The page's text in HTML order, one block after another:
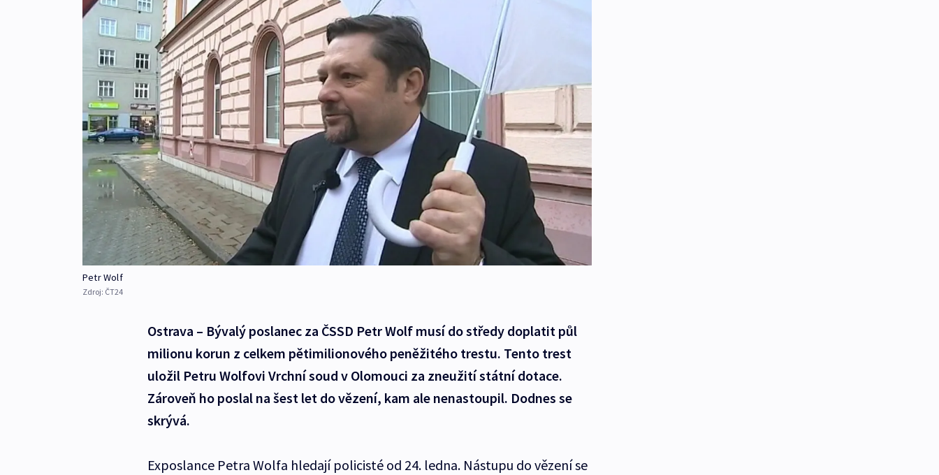
Petr Wolf
Zdroj: ČT24
Ostrava – Bývalý poslanec za ČSSD Petr Wolf musí do středy doplatit půl
milionu korun z celkem pětimilionového peněžitého trestu. Tento trest
uložil Petru Wolfovi Vrchní soud v Olomouci za zneužití státní dotace.
Zároveň ho poslal na šest let do vězení, kam ale nenastoupil. Dodnes se
skrývá.
Exposlance Petra Wolfa hledají policisté od 24. ledna. Nástupu do vězení se